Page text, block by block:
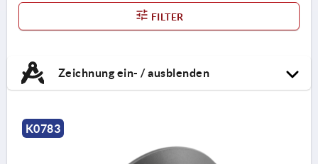
FILTER
Zeichnung ein- / ausblenden
K0783